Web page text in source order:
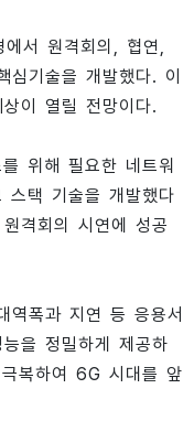
서 원격회의, 협연,
기술을 개발했다. 이
이 열릴 전망이다.
위해 필요한 네트워
택 기술을 개발했다
격회의 시연에 성공
역폭과 지연 등 응용서
을 정밀하게 제공하
복하여 6G 시대를 앞